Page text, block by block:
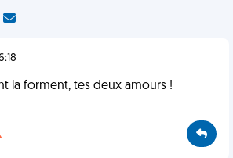
la forment, tes deux amours !